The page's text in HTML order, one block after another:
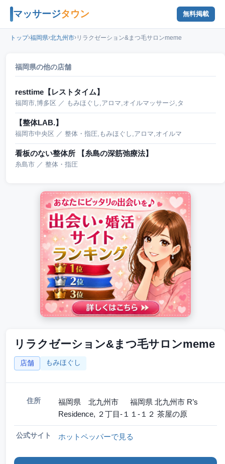
マッサージタウン 無料掲載
トップ›福岡県›北九州市› リラクゼーション&まつ毛サロンmeme
リラクゼーション&まつ毛サロンmeme
店舗 もみほぐし
住所
福岡県 北九州市 福岡県 北九州市 R’s
Residence, ２丁目-１１-１２ 茶屋の原
公式サイト ホットペッパーで見る
福岡県の他の店舗
resttime【レストタイム】
福岡市,博多区 ／ もみほぐし,アロマ,オイルマッサージ,タ
【整体LAB.】
福岡市中央区 ／ 整体・指圧,もみほぐし,アロマ,オイルマ
看板のない整体所 【糸島の深筋弛療法】
糸島市 ／ 整体・指圧